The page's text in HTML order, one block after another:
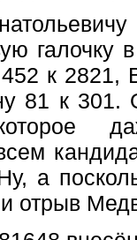
галочку
к
81 к 301.
а
отрыв